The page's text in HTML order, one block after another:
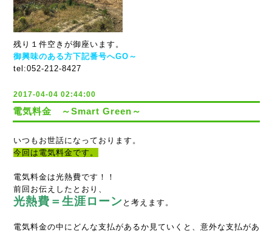
残り１件空きが御座います。
御興味のある方下記番号へGO～
tel:052-212-8427
2017-04-04 02:44:00
電気料金 ～Smart Green～
いつもお世話になっております。
今回は電気料金です。
電気料金は光熱費です！！
前回お伝えしたとおり、
光熱費＝生涯ローン と考えます。
電気料金の中にどんな支払があるか見ていくと、意外な支払があ